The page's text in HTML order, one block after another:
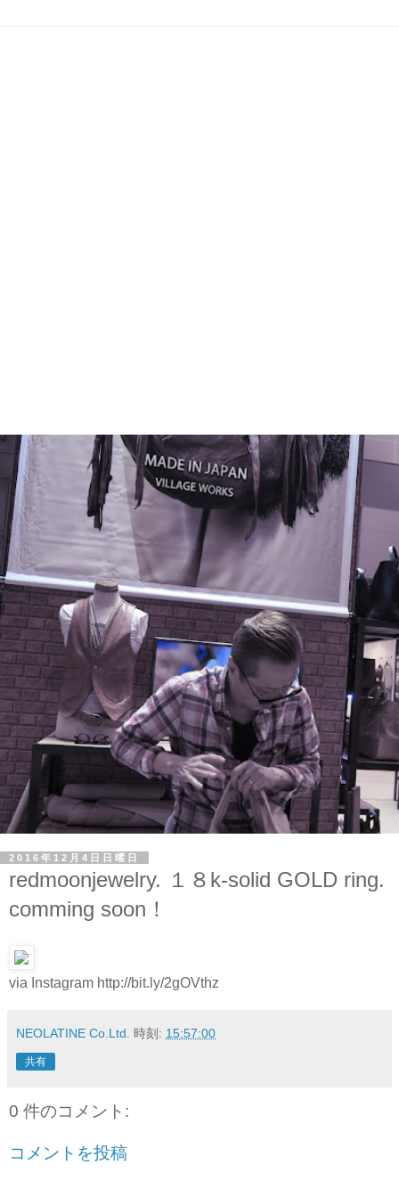
2016年12月4日日曜日
redmoonjewelry. １８k-solid GOLD ring.
comming soon！
via Instagram http://bit.ly/2gOVthz
NEOLATINE Co.Ltd. 時刻: 15:57:00
共有
0 件のコメント:
コメントを投稿